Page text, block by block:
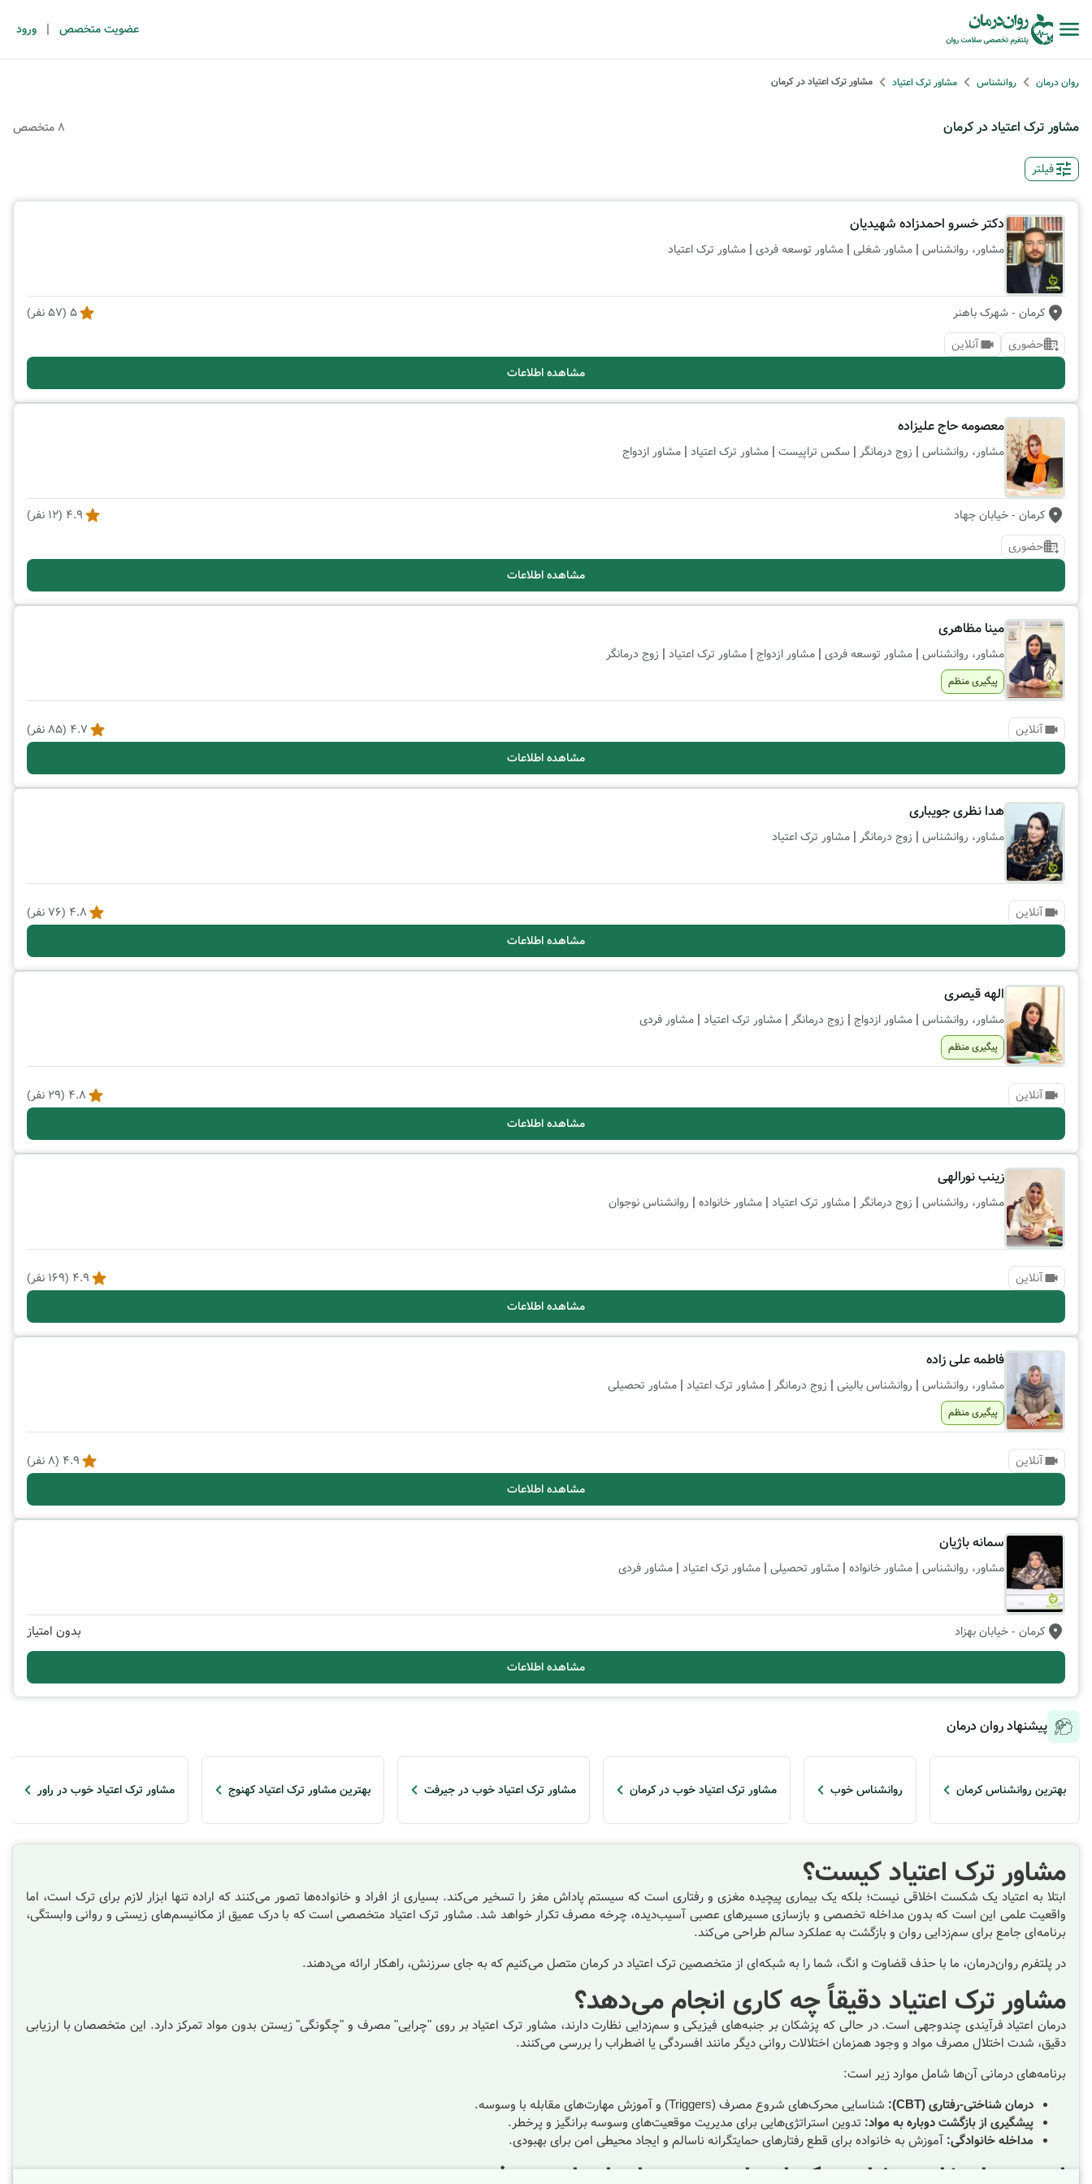
عضویت متخصص | ورود
روان درمان روانشناس مشاور ترک اعتیاد مشاور ترک اعتیاد در کرمان
مشاور ترک اعتیاد در کرمان 8 متخصص
فیلتر
دکتر خسرو احمدزاده شهیدیان
مشاور، روانشناس | مشاور شغلی | مشاور توسعه فردی | مشاور ترک اعتیاد
کرمان - شهرک باهنر 5
(
57نفر)
حضوری
آنلاین
مشاهده اطلاعات
معصومه حاج علیزاده
مشاور، روانشناس | زوج درمانگر | سکس تراپیست | مشاور ترک اعتیاد | مشاور ازدواج
کرمان - خیابان جهاد 4.9
(
12 نفر)
حضوری
مشاهده اطلاعات
مینا مظاهری
مشاور، روانشناس | مشاور توسعه فردی | مشاور ازدواج | مشاور ترک اعتیاد | زوج درمانگر
پیگیری منظم
آنلاین 4.7
(
85 نفر)
مشاهده اطلاعات
هدا نظری جویباری
مشاور، روانشناس | زوج درمانگر | مشاور ترک اعتیاد
آنلاین 4.8
(
76 نفر)
مشاهده اطلاعات
الهه قیصری
مشاور، روانشناس | مشاور ازدواج | زوج درمانگر | مشاور ترک اعتیاد | مشاور فردی
پیگیری منظم
آنلاین 4.8
(
29 نفر)
مشاهده اطلاعات
زینب نورالهی
مشاور، روانشناس | زوج درمانگر | مشاور ترک اعتیاد | مشاور خانواده | روانشناس نوجوان
آنلاین 4.9
(
169 نفر)
مشاهده اطلاعات
فاطمه علی زاده
مشاور، روانشناس | روانشناس بالینی | زوج درمانگر | مشاور ترک اعتیاد | مشاور تحصیلی
پیگیری منظم
آنلاین 4.9
(
8 نفر)
مشاهده اطلاعات
سمانه باژیان
مشاور، روانشناس | مشاور خانواده | مشاور تحصیلی | مشاور ترک اعتیاد | مشاور فردی
کرمان - خیابان بهزاد بدون امتیاز
مشاهده اطلاعات
پیشنهاد روان درمان
بهترین روانشناس کرمان روانشناس خوب مشاور ترک اعتیاد خوب در کرمان مشاور ترک اعتیاد خوب در جیرفت بهترین مشاور ترک اعتیاد کهنوج مشاور ترک اعتیاد خوب در راور
مشاور ترک اعتیاد کیست؟
ابتلا به اعتیاد یک شکست اخلاقی نیست؛ بلکه یک بیماری پیچیده مغزی و رفتاری است که سیستم پاداش مغز را تسخیر می‌کند. بسیاری از افراد و خانواده‌ها تصور می‌کنند که اراده تنها ابزار لازم برای ترک است، اما
واقعیت علمی این است که بدون مداخله تخصصی و بازسازی مسیرهای عصبی آسیب‌دیده، چرخه مصرف تکرار خواهد شد. مشاور ترک اعتیاد متخصصی است که با درک عمیق از مکانیسم‌های زیستی و روانی وابستگی،
برنامه‌ای جامع برای سم‌زدایی روان و بازگشت به عملکرد سالم طراحی می‌کند.
در پلتفرم روان‌درمان، ما با حذف قضاوت و انگ، شما را به شبکه‌ای از متخصصین ترک اعتیاد درکرمان متصل می‌کنیم که به جای سرزنش، راهکار ارائه می‌دهند.
مشاور ترک اعتیاد دقیقاً چه کاری انجام می‌دهد؟
درمان اعتیاد فرآیندی چندوجهی است. در حالی که پزشکان بر جنبه‌های فیزیکی و سم‌زدایی نظارت دارند، مشاور ترک اعتیاد بر روی "چرایی" مصرف و "چگونگی" زیستن بدون مواد تمرکز دارد. این متخصصان با ارزیابی
دقیق، شدت اختلال مصرف مواد و وجود همزمان اختلالات روانی دیگر مانند افسردگی یا اضطرابرا بررسی می‌کنند.
برنامه‌های درمانی آن‌ها شامل موارد زیر است:
درمان شناختی-رفتاری (CBT):
شناسایی محرک‌های شروع مصرف (Triggers) و آموزش مهارت‌های مقابله با وسوسه.
پیشگیری از بازگشت دوباره به مواد: تدوین استراتژی‌هایی برای مدیریت موقعیت‌های وسوسه برانگیز و پرخطر.
مداخله خانوادگی: آموزش به خانواده برای قطع رفتارهای حمایتگرانه ناسالم و ایجاد محیطی امن برای بهبودی.